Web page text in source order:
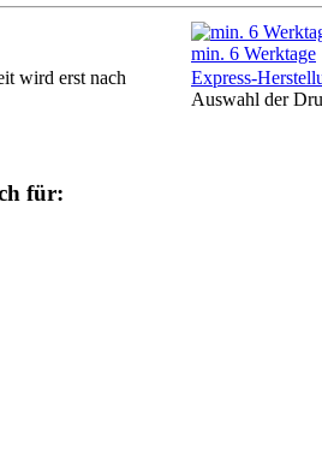
wird erst nach
min. 6 Werktage
Express-
Auswahl der
für: